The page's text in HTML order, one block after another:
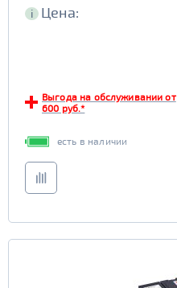
i Цена:
Выгода на обслуживании от
600 руб.*
есть в наличии